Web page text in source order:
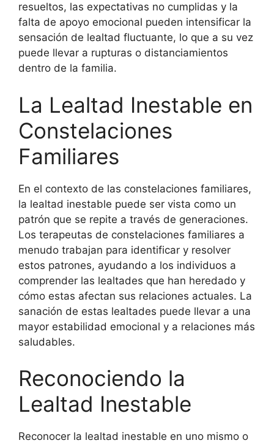
resueltos, las expectativas no cumplidas y la
falta de apoyo emocional pueden intensificar la
sensación de lealtad fluctuante, lo que a su vez
puede llevar a rupturas o distanciamientos
dentro de la familia.
La Lealtad Inestable en
Constelaciones
Familiares
En el contexto de las constelaciones familiares,
la lealtad inestable puede ser vista como un
patrón que se repite a través de generaciones.
Los terapeutas de constelaciones familiares a
menudo trabajan para identificar y resolver
estos patrones, ayudando a los individuos a
comprender las lealtades que han heredado y
cómo estas afectan sus relaciones actuales. La
sanación de estas lealtades puede llevar a una
mayor estabilidad emocional y a relaciones más
saludables.
Reconociendo la
Lealtad Inestable
Reconocer la lealtad inestable en uno mismo o